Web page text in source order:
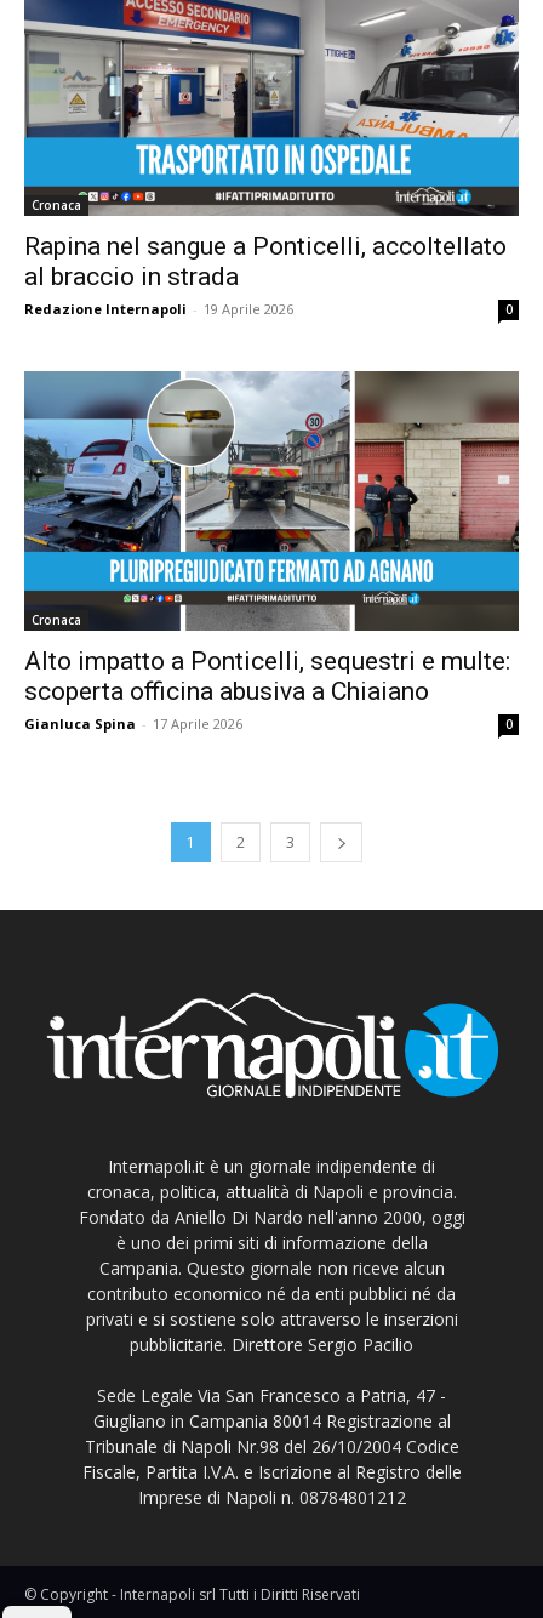
Cronaca
Rapina nel sangue a Ponticelli, accoltellato
al braccio in strada
Redazione Internapoli - 19 Aprile 2026 0
Cronaca
Alto impatto a Ponticelli, sequestri e multe:
scoperta officina abusiva a Chiaiano
Gianluca Spina - 17 Aprile 2026 0
1 2 3
Internapoli.it è un giornale indipendente di
cronaca, politica, attualità di Napoli e provincia.
Fondato da Aniello Di Nardo nell'anno 2000, oggi
è uno dei primi siti di informazione della
Campania. Questo giornale non riceve alcun
contributo economico né da enti pubblici né da
privati e si sostiene solo attraverso le inserzioni
pubblicitarie. Direttore Sergio Pacilio
Sede Legale Via San Francesco a Patria, 47 -
Giugliano in Campania 80014 Registrazione al
Tribunale di Napoli Nr.98 del 26/10/2004 Codice
Fiscale, Partita I.V.A. e Iscrizione al Registro delle
Imprese di Napoli n. 08784801212
© Copyright - Internapoli srl Tutti i Diritti Riservati